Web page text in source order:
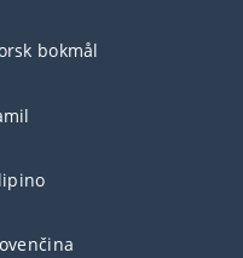
bokmål